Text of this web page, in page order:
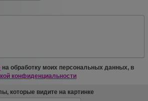
на обработку моих персональных данных, в
конфиденциальности
которые видите на картинке